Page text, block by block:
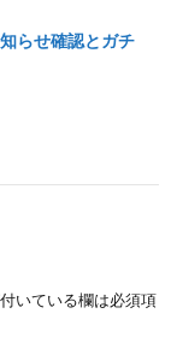
らせ確認とガチ
いている欄は必須項